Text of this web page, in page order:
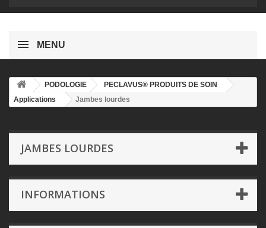
MENU
PODOLOGIE
PECLAVUS® PRODUITS DE SOIN
Applications
Jambes lourdes
JAMBES LOURDES
INFORMATIONS